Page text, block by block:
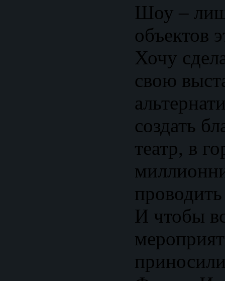
Шоу –
объектов
Хочу
свою
создать
театр, в
И чтобы